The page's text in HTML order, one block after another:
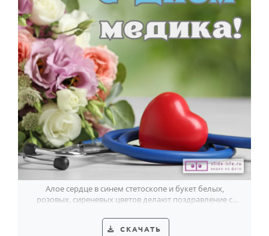
Алое сердце в синем стетоскопе и букет белых,
розовых, сиреневых цветов делают поздравление с
СКАЧАТЬ